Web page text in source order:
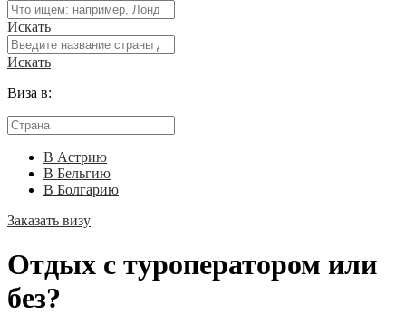
Искать
Искать
Виза в:
В Астрию
В Бельгию
В Болгарию
Заказать визу
Отдых с туроператором или
без?